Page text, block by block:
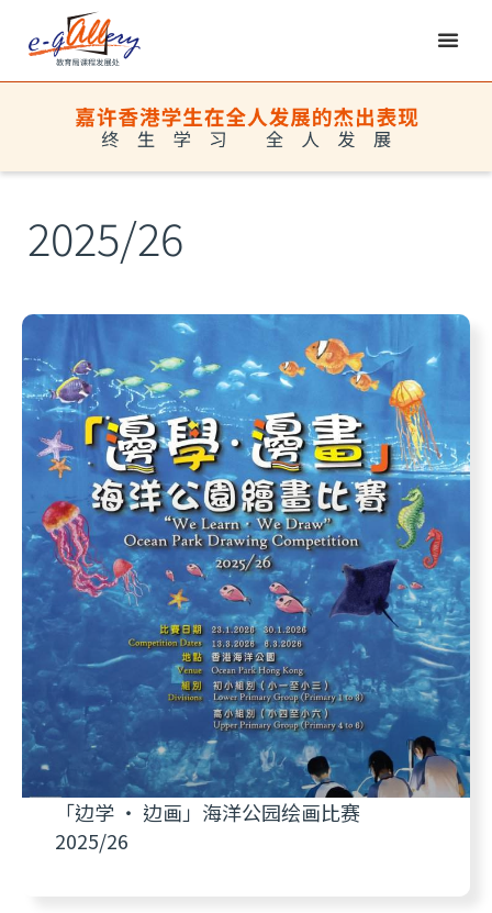
2025/26
「边学 ‧ 边画」海洋公园绘画比赛
2025/26